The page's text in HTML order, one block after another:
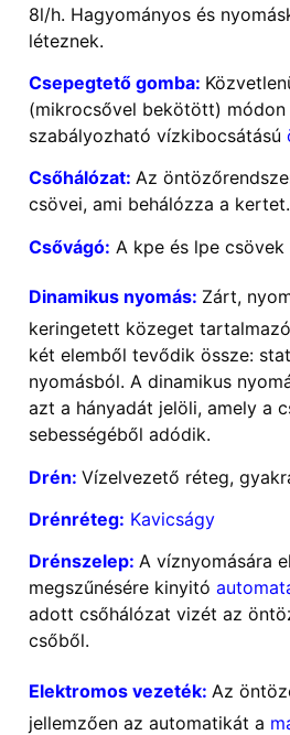
8l/h. Hagyományos és
léteznek.
Csepegtető gomba:
(mikrocsővel bekötött)
szabályozható vízkibocsátású
Csőhálózat: Az
csövei, ami behálózza a kertet.
Csővágó: A kpe és lpe
Dinamikus nyomás: Zárt,
keringetett közeget
két elemből tevődik össze:
nyomásból. A dinamikus
azt a hányadát jelöli, amely a
sebességéből adódik.
Drén: Vízelvezető réteg,
Drénréteg: Kavicságy
Drénszelep: A víznyomására
megszűnésére kinyitó
adott csőhálózat vizét az
csőből.
Elektromos vezeték: Az
jellemzően az automatikát a